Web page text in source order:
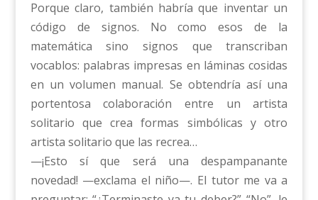
Porque claro, también habría que inventar un
código de signos. No como esos de la
matemática sino signos que transcriban
vocablos: palabras impresas en láminas cosidas
en un volumen manual. Se obtendría así una
portentosa colaboración entre un artista
solitario que crea formas simbólicas y otro
artista solitario que las recrea…
—¡Esto sí que será una despampanante
novedad! —exclama el niño—. El tutor me va a